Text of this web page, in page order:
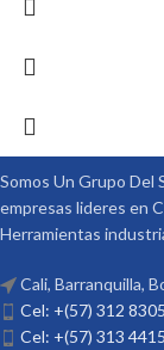
Somos Un Grupo Del
empresas lideres en
Herramientas
Cali, Barranquilla,
Cel: +(57) 312
Cel: +(57) 313